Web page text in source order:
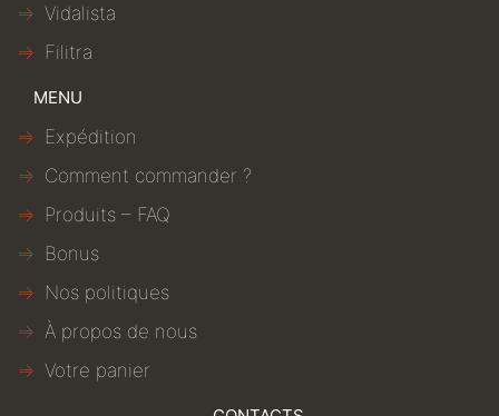
Vidalista
Filitra
MENU
Expédition
Comment commander ?
Produits – FAQ
Bonus
Nos politiques
À propos de nous
Votre panier